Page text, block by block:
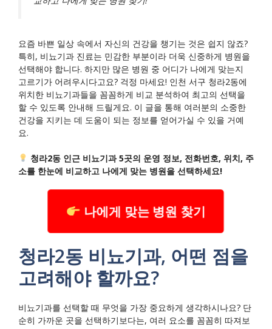
요즘 바쁜 일상 속에서 자신의 건강을 챙기는 것은 쉽지 않죠?
특히, 비뇨기과 진료는 민감한 부분이라 더욱 신중하게 병원을
선택해야 합니다. 하지만 많은 병원 중 어디가 나에게 맞는지
고르기가 어려우시다고요? 걱정 마세요! 인천 서구 청라2동에
위치한 비뇨기과들을 꼼꼼하게 비교 분석하여 최고의 선택을
할 수 있도록 안내해 드릴게요. 이 글을 통해 여러분의 소중한
건강을 지키는 데 도움이 되는 정보를 얻어가실 수 있을 거예
요.
청라2동 인근 비뇨기과 5곳의 운영 정보, 전화번호, 위치, 주
소를 한눈에 비교하고 나에게 맞는 병원을 선택하세요!
나에게 맞는 병원 찾기
청라2동 비뇨기과, 어떤 점을
고려해야 할까요?
비뇨기과를 선택할 때 무엇을 가장 중요하게 생각하시나요? 단
순히 가까운 곳을 선택하기보다는, 여러 요소를 꼼꼼히 따져보